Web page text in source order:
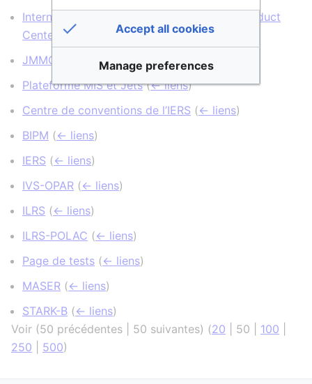
International Celestial Reference System Product
Center
(← liens
JMMC
← liens)
Plateforme MIS et Jets (← liens)
Centre de conventions de l’IERS (← liens)
BIPM (← liens)
IERS (← liens)
IVS-OPAR (← liens)
ILRS (← liens)
ILRS-POLAC (← liens)
Page de tests (← liens)
MASER (← liens)
STARK-B (← liens)
Voir (50 précédentes 50 suivantes) (20 50 100
250
500)
Accept all cookies
Manage preferences